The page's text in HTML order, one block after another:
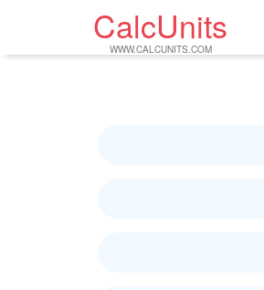
CalcUnits
WWW.CALCUNITS.COM